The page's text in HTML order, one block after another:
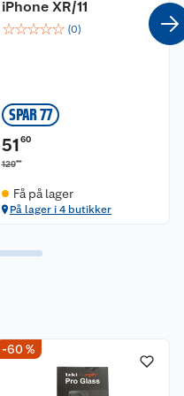
iPhone XR/11
☆☆☆☆☆ (0)
SPAR 77
51 60
12900
Få på lager
På lager i 4 butikker
-60 %